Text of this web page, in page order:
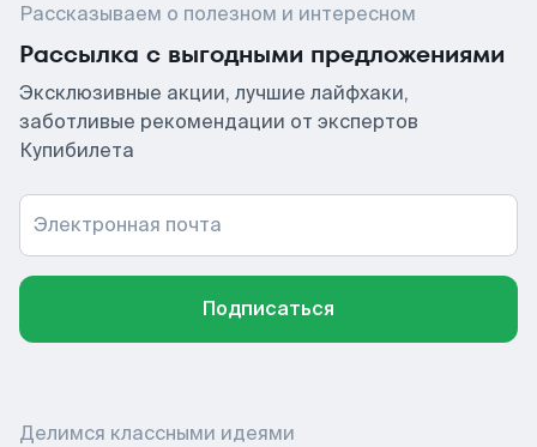
Рассказываем о полезном и интересном
Рассылка с выгодными предложениями
Эксклюзивные акции, лучшие лайфхаки,
заботливые рекомендации от экспертов
Купибилета
Электронная почта
Подписаться
Делимся классными идеями